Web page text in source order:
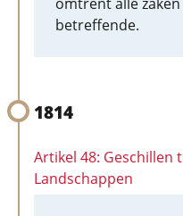
betreffende.
1814
Artikel 48: Geschillen
Landschappen